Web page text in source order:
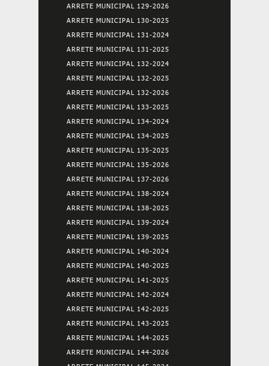
ARRETE MUNICIPAL 129-2026
ARRETE MUNICIPAL 130-2025
ARRETE MUNICIPAL 131-2024
ARRETE MUNICIPAL 131-2025
ARRETE MUNICIPAL 132-2024
ARRETE MUNICIPAL 132-2025
ARRETE MUNICIPAL 132-2026
ARRETE MUNICIPAL 133-2025
ARRETE MUNICIPAL 134-2024
ARRETE MUNICIPAL 134-2025
ARRETE MUNICIPAL 135-2025
ARRETE MUNICIPAL 135-2026
ARRETE MUNICIPAL 137-2026
ARRETE MUNICIPAL 138-2024
ARRETE MUNICIPAL 138-2025
ARRETE MUNICIPAL 139-2024
ARRETE MUNICIPAL 139-2025
ARRETE MUNICIPAL 140-2024
ARRETE MUNICIPAL 140-2025
ARRETE MUNICIPAL 141-2025
ARRETE MUNICIPAL 142-2024
ARRETE MUNICIPAL 142-2025
ARRETE MUNICIPAL 143-2025
ARRETE MUNICIPAL 144-2025
ARRETE MUNICIPAL 144-2026